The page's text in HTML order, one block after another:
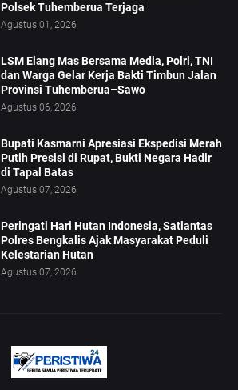
Polsek Tuhemberua Terjaga
Agustus 01, 2026
LSM Elang Mas Bersama Media, Polri, TNI
dan Warga Gelar Kerja Bakti Timbun Jalan
Provinsi Tuhemberua–Sawo
Agustus 06, 2026
Bupati Kasmarni Apresiasi Ekspedisi Merah
Putih Presisi di Rupat, Bukti Negara Hadir
di Tapal Batas
Agustus 07, 2026
Peringati Hari Hutan Indonesia, Satlantas
Polres Bengkalis Ajak Masyarakat Peduli
Kelestarian Hutan
Agustus 07, 2026